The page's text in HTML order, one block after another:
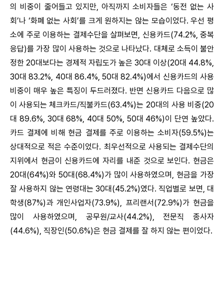
의 비중이 줄어들고 있지만, 아직까지 소비자들은 ‘동전 없는 사
회’나 ‘화폐 없는 사회’를 크게 원하지는 않는 모습이었다. 우선 평
소에 주로 이용하는 결제수단을 살펴보면, 신용카드(74.2%, 중복
응답)를 가장 많이 사용하는 것으로 나타났다. 대체로 소득이 불안
정한 20대보다는 경제적 자립도가 높은 30대 이상(20대 44.8%,
30대 83.2%, 40대 86.4%, 50대 82.4%)에서 신용카드의 사용
비중이 매우 높은 특징이 두드러졌다. 반면 신용카드 다음으로 많
이 사용되는 체크카드/직불카드(63.4%)는 20대의 사용 비중(20
대 89.6%, 30대 68%, 40대 50%, 50대 46%)이 단연 높았다.
카드 결제에 비해 현금 결제를 주로 이용하는 소비자(59.5%)는
상대적으로 적은 수준이었다. 최우선적으로 사용되는 결제수단의
지위에서 현금이 신용카드에 자리를 내준 것으로 보인다. 현금은
20대(64%)와 50대(68.4%)가 많이 사용하였으며, 현금을 가장
잘 사용하지 않는 연령대는 30대(45.2%)였다. 직업별로 보면, 대
학생(87%)과 개인사업자(73.9%), 프리랜서(72.9%)가 현금을
많이 사용하였으며, 공무원/교사(44.2%), 전문직 종사자
(44.6%), 직장인(50.6%)은 현금 결제를 잘 하지 않는 편이었다.